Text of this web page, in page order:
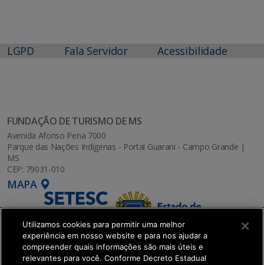
LGPD Fala Servidor Acessibilidade
FUNDAÇÃO DE TURISMO DE MS
Avenida Afonso Pena 7000
Parque das Nações Indígenas - Portal Guarani - Campo Grande |
MS
CEP: 79031-010
MAPA
Utilizamos cookies para permitir uma melhor
experiência em nosso website e para nos ajudar a
compreender quais informações são mais úteis e
relevantes para você. Conforme Decreto Estadual